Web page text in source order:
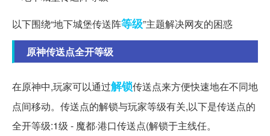
以下围绕“地下城堡传送阵等级”主题解决网友的困惑
原神传送点全开等级
在原神中,玩家可以通过解锁传送点来方便快速地在不同地
点间移动。传送点的解锁与玩家等级有关,以下是传送点的
全开等级:1级 - 魔都·港口传送点(解锁于主线任。